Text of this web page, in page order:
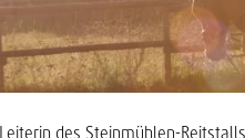
des Steinmühlen-